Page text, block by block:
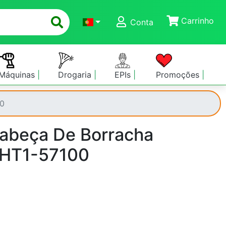
Conta
Carrinho
Drogaria EPIs Promoções
De Borracha
57100